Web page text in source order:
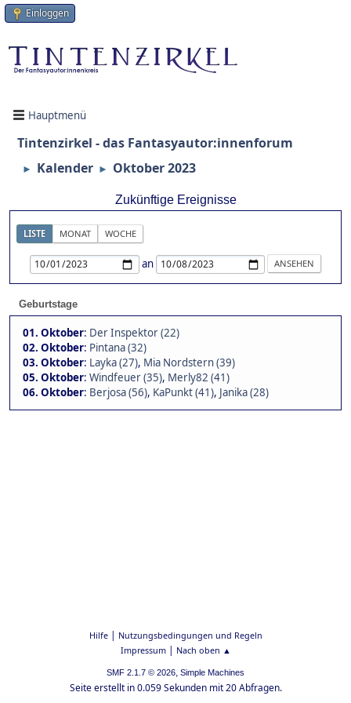
Einloggen
Hauptmenü
Tintenzirkel - das Fantasyautor:innenforum
► Kalender ► Oktober 2023
Zukünftige Ereignisse
LISTE MONAT WOCHE
an
Geburtstage
01. Oktober: Der Inspektor (22)
02. Oktober: Pintana (32)
03. Oktober: Layka (27), Mia Nordstern (39)
05. Oktober: Windfeuer (35), Merly82 (41)
06. Oktober: Berjosa (56), KaPunkt (41), Janika (28)
Hilfe| Nutzungsbedingungen und Regeln
Impressum| Nach oben ▲
SMF 2.1.7 © 2026, Simple Machines
Seite erstellt in 0.059 Sekunden mit 20 Abfragen.